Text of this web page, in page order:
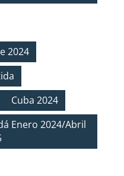
2024
Cuba 2024
Enero 2024/Abril